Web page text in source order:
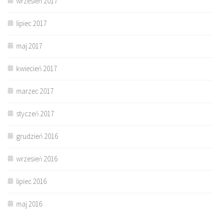
lipiec 2017
maj 2017
kwiecień 2017
marzec 2017
styczeń 2017
grudzień 2016
wrzesień 2016
lipiec 2016
maj 2016